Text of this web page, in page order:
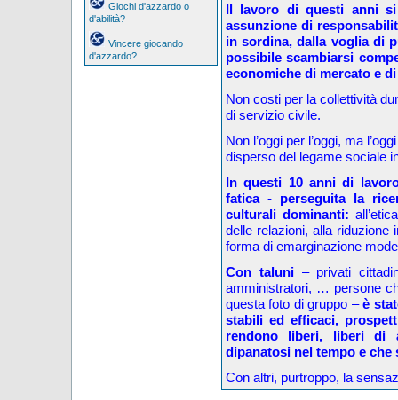
Giochi d'azzardo o
d'abilità?
Vincere giocando
d'azzardo?
Il lavoro di questi anni si
assunzione di
in sordina, dalla voglia di
possibile scambiarsi
economiche di mercato e
Non costi per la collettività
di servizio civile.
Non l’oggi per l’oggi, ma
disperso del legame sociale
In questi 10 anni di
fatica - perseguita la
culturali dominanti:
delle relazioni, alla riduzione
forma di emarginazione
Con taluni– privati
amministratori, … persone
questa foto di gruppo –è
stabili ed efficaci,
rendono liberi, liberi di
dipanatosi nel tempo e
Con altri, purtroppo, la